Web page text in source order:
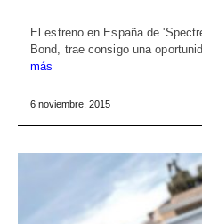
El estreno en España de
Bond, trae consigo una
más
6 noviembre, 2015